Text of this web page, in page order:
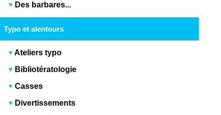
Des barbares...
Typo et alentours
Ateliers typo
Bibliotératologie
Casses
Divertissements